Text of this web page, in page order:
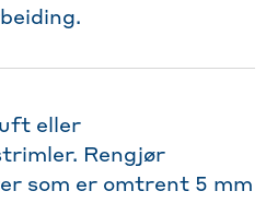
eller
Rengjør
som er omtrent 5 mm